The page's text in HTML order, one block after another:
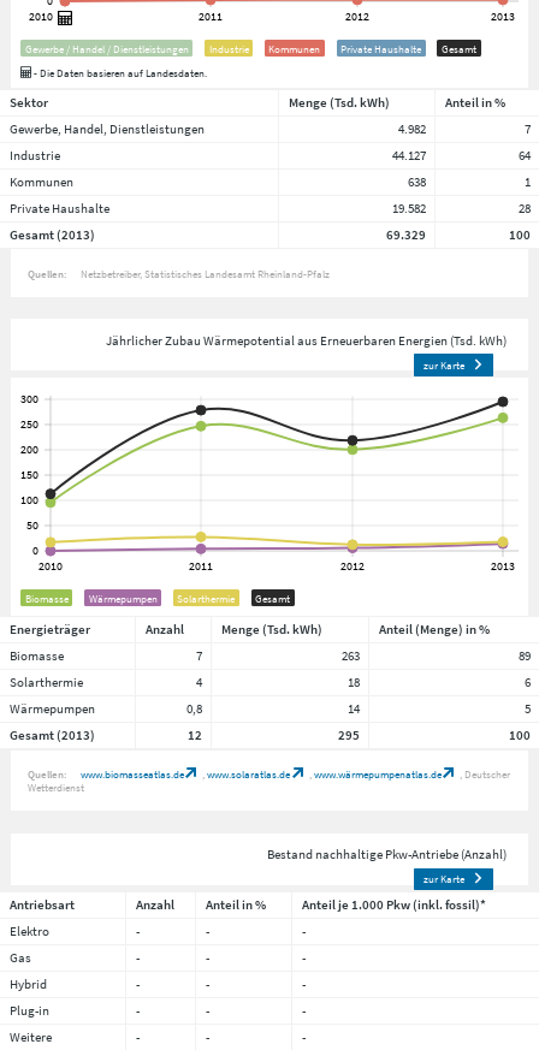
Gewerbe / Handel / Dienstleistungen Industrie Kommunen Private Haushalte
Gesamt
- Die Daten basieren auf Landesdaten.
Sektor Menge (Tsd. kWh)
Anteil in %
Gewerbe, Handel, Dienstleistungen
4.982
7
Industrie
44.127
64
Kommunen
638
1
Private Haushalte
19.582
28
Gesamt (2013)
69.329 100
Quellen: Netzbetreiber Statistisches Landesamt Rheinland-Pfalz
Jährlicher Zubau Wärmepotential aus Erneuerbaren Energien (Tsd. kWh)
zur Karte
Biomasse Wärmepumpen Solarthermie Gesamt
Energieträger Anzahl Menge (Tsd. kWh)
Anteil (Menge) in %
Biomasse
7 263
89
Solarthermie
4 18
6
Wärmepumpen
0,8 14
5
Gesamt (2013)
12 295 100
Quellen: www.biomasseatlas.de www.solaratlas.de www.wärmepumpenatlas.de
Deutscher
Wetterdienst
Bestand nachhaltige Pkw-Antriebe (Anzahl)
zur Karte
Antriebsart Anzahl Anteil in %
Anteil je 1.000 Pkw (inkl. fossil)*
Elektro
- -
-
Gas
- -
-
Hybrid
- -
-
Plug-in
- -
-
Weitere
- -
-